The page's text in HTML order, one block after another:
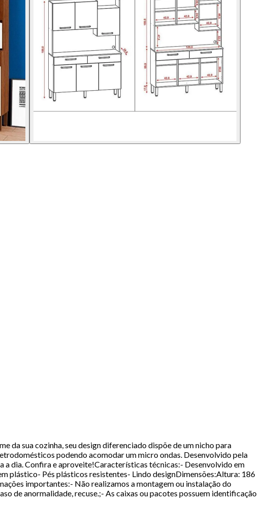
sua cozinha, seu design diferenciado dispõe de um nicho para
podendo acomodar um micro ondas. Desenvolvido pela
dia. Confira e aproveite!Características técnicas:- Desenvolvido em
plástico- Pés plásticos resistentes- Lindo designDimensões:Altura: 186
importantes:- Não realizamos a montagem ou instalação do
de anormalidade, recuse.;- As caixas ou pacotes possuem identificação